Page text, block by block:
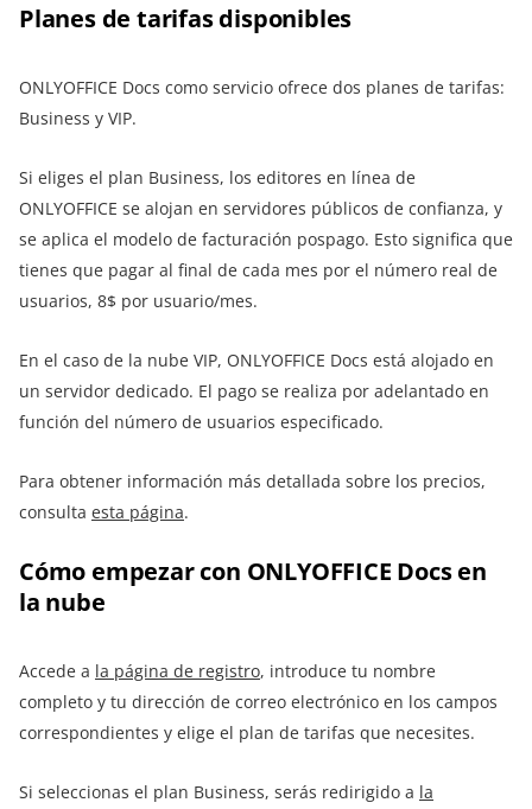
Planes de tarifas disponibles
ONLYOFFICE Docs como servicio ofrece dos planes de tarifas:
Business y VIP.
Si eliges el plan Business, los editores en línea de
ONLYOFFICE se alojan en servidores públicos de confianza, y
se aplica el modelo de facturación pospago. Esto significa que
tienes que pagar al final de cada mes por el número real de
usuarios, 8$ por usuario/mes.
En el caso de la nube VIP, ONLYOFFICE Docs está alojado en
un servidor dedicado. El pago se realiza por adelantado en
función del número de usuarios especificado.
Para obtener información más detallada sobre los precios,
consulta esta página.
Cómo empezar con ONLYOFFICE Docs en
la nube
Accede a la página de registro, introduce tu nombre
completo y tu dirección de correo electrónico en los campos
correspondientes y elige el plan de tarifas que necesites.
Si seleccionas el plan Business, serás redirigido a la